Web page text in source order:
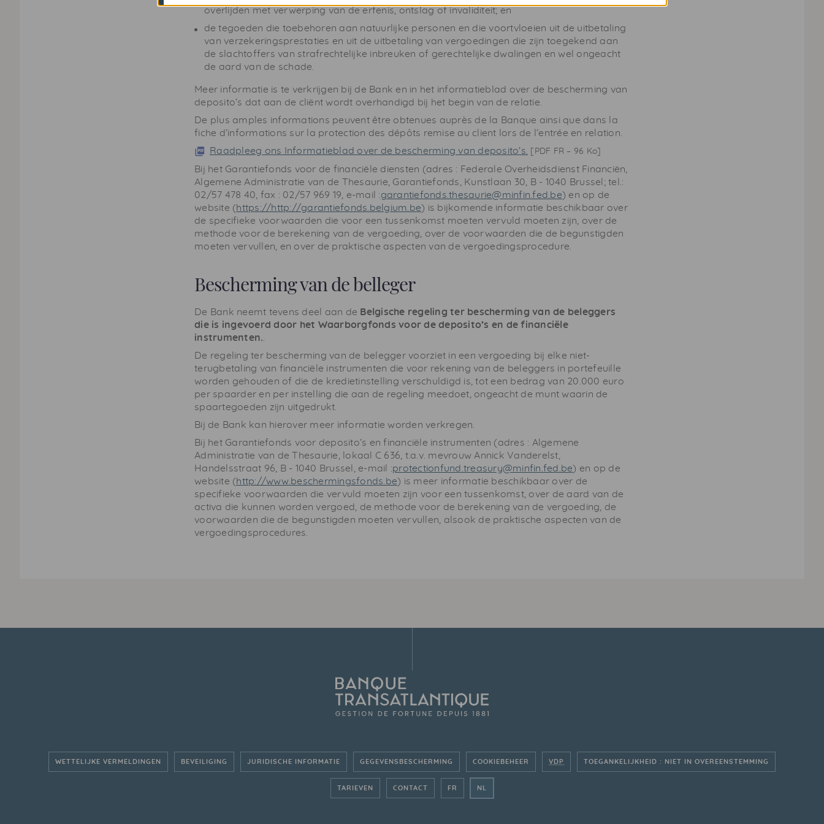
overlijden met verwerping van de erfenis, ontslag of invaliditeit; en
de tegoeden die toebehoren aan natuurlijke personen en die voortvloeien uit de uitbetaling
van verzekeringsprestaties en uit de uitbetaling van vergoedingen die zijn toegekend aan
de slachtoffers van strafrechtelijke inbreuken of gerechtelijke dwalingen en wel ongeacht
de aard van de schade.
Meer informatie is te verkrijgen bij de Bank en in het informatieblad over de bescherming van
deposito’s dat aan de cliënt wordt overhandigd bij het begin van de relatie.
De plus amples informations peuvent être obtenues auprès de la Banque ainsi que dans la
fiche d’informations sur la protection des dépôts remise au client lors de l’entrée en relation.
Raadpleeg ons Informatieblad over de bescherming van deposito’s.
PDF FR – 96 Ko]
Bij het Garantiefonds voor de financiële diensten (adres : Federale Overheidsdienst Financiën,
Algemene Administratie van de Thesaurie, Garantiefonds, Kunstlaan 30, B - 1040 Brussel; tel.:
02/57 478 40, fax : 02/57 969 19, e-mail :garantiefonds.thesaurie@minfin.fed.be) en op de
website (https://http://garantiefonds.belgium.be) is bijkomende informatie beschikbaar over
de specifieke voorwaarden die voor een tussenkomst moeten vervuld moeten zijn, over de
methode voor de berekening van de vergoeding, over de voorwaarden die de begunstigden
moeten vervullen, en over de praktische aspecten van de vergoedingsprocedure.
Bescherming van de belleger
De Bank neemt tevens deel aan de Belgische regeling ter bescherming van de beleggers
die is ingevoerd door het Waarborgfonds voor de deposito’s en de financiële
instrumenten.
De regeling ter bescherming van de belegger voorziet in een vergoeding bij elke niet-
terugbetaling van financiële instrumenten die voor rekening van de beleggers in portefeuille
worden gehouden of die de kredietinstelling verschuldigd is, tot een bedrag van 20.000 euro
per spaarder en per instelling die aan de regeling meedoet, ongeacht de munt waarin de
spaartegoeden zijn uitgedrukt.
Bij de Bank kan hierover meer informatie worden verkregen.
Bij het Garantiefonds voor deposito’s en financiële instrumenten (adres : Algemene
Administratie van de Thesaurie, lokaal C 636, t.a.v. mevrouw Annick Vanderelst,
Handelsstraat 96, B - 1040 Brussel, e-mail :protectionfund.treasury@minfin.fed.be) en op de
website (http://www.beschermingsfonds.be) is meer informatie beschikbaar over de
specifieke voorwaarden die vervuld moeten zijn voor een tussenkomst, over de aard van de
activa die kunnen worden vergoed, de methode voor de berekening van de vergoeding, de
voorwaarden die de begunstigden moeten vervullen, alsook de praktische aspecten van de
vergoedingsprocedures.
WETTELIJKE VERMELDINGEN BEVEILIGING JURIDISCHE INFORMATIE GEGEVENSBESCHERMING COOKIEBEHEER VDP TOEGANKELIJKHEID : NIET IN OVEREENSTEMMING
TARIEVEN CONTACT FR - ALLER SUR LE SITE FRANÇAIS
NL